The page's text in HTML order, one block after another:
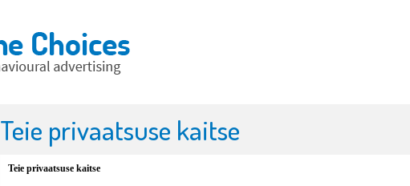
Teie privaatsuse kaitse
Teie privaatsuse kaitse